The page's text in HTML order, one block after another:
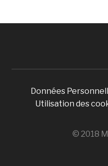
Données
Utilisation des
© 2018